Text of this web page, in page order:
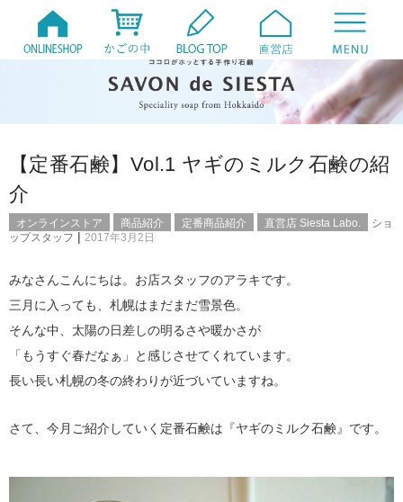
【定番石鹸】Vol.1 ヤギのミルク石鹸の紹
介
オンラインストア 商品紹介 定番商品紹介 直営店 Siesta Labo.
ショ
ップスタッフ | 2017年3月2日
みなさんこんにちは。お店スタッフのアラキです。
三月に入っても、札幌はまだまだ雪景色。
そんな中、太陽の日差しの明るさや暖かさが
「もうすぐ春だなぁ」と感じさせてくれています。
長い長い札幌の冬の終わりが近づいていますね。
さて、今月ご紹介していく定番石鹸は『ヤギのミルク石鹸』です。